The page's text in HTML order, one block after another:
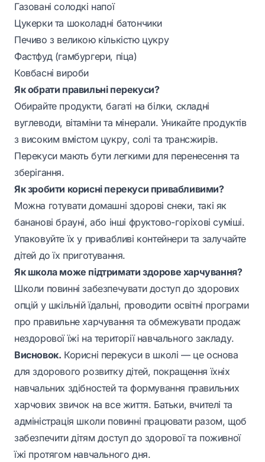
Газовані солодкі напої
Цукерки та шоколадні батончики
Печиво з великою кількістю цукру
Фастфуд (гамбургери, піца)
Ковбасні вироби
Як обрати правильні перекуси?
Обирайте продукти, багаті на білки, складні
вуглеводи, вітаміни та мінерали. Уникайте продуктів
з високим вмістом цукру, солі та трансжирів.
Перекуси мають бути легкими для перенесення та
зберігання.
Як зробити корисні перекуси привабливими?
Можна готувати домашні здорові снеки, такі як
бананові брауні, або інші фруктово-горіхові суміші.
Упаковуйте їх у привабливі контейнери та залучайте
дітей до їх приготування.
Як школа може підтримати здорове харчування?
Школи повинні забезпечувати доступ до здорових
опцій у шкільній їдальні, проводити освітні програми
про правильне харчування та обмежувати продаж
нездорової їжі на території навчального закладу.
Висновок. Корисні перекуси в школі — це основа
для здорового розвитку дітей, покращення їхніх
навчальних здібностей та формування правильних
харчових звичок на все життя. Батьки, вчителі та
адміністрація школи повинні працювати разом, щоб
забезпечити дітям доступ до здорової та поживної
їжі протягом навчального дня.